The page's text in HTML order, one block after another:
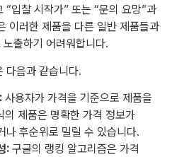
“입찰 시작가” 또는 “문의 요망”과
이러한 제품을 다른 일반 제품들과
출하기 어려워합니다.
다음과 같습니다.
사용자가 가격을 기준으로 제품을
의 제품은 명확한 가격 정보가
나 후순위로 밀릴 수 있습니다.
: 구글의 랭킹 알고리즘은 가격